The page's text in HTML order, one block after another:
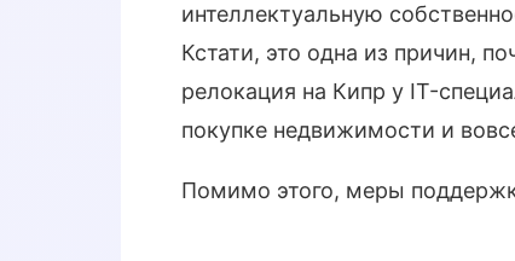
интеллектуальную
Кстати, это одна из причин,
релокация на Кипр у IT-
покупке недвижимости и
Помимо этого, меры